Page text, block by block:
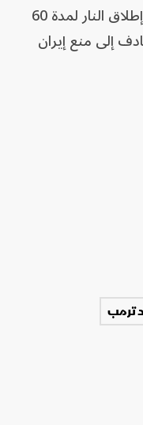
وكانت واشنطن تراهن على وقف إطلاق النار لمدة 60
إلى منع إيران
ترمب